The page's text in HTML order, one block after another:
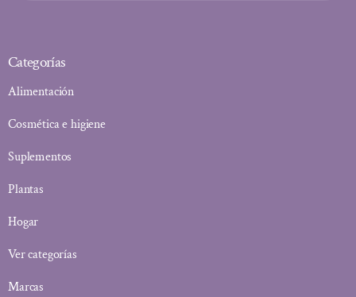
Categorías
Alimentación
Cosmética e higiene
Suplementos
Plantas
Hogar
Ver categorías
Marcas